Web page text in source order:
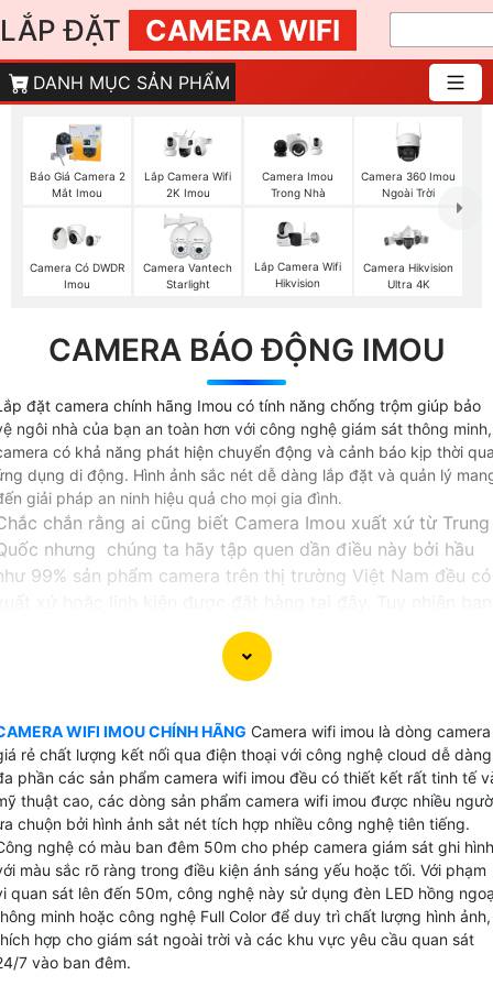
LẮP ĐẶT CAMERA WIFI
DANH MỤC SẢN PHẨM
Báo Giá Camera 2
Mắt Imou
Lắp Camera Wifi
2K Imou
Camera Imou
Trong Nhà
Camera 360 Imou
Ngoài Trời
Camera Có DWDR
Imou
Camera Vantech
Starlight
Lắp Camera Wifi
Hikvision
Camera Hikvision
Ultra 4K
CAMERA BÁO ĐỘNG IMOU
đặt camera chính hãng Imou có tính năng chống trộm giúp bảo
ngôi nhà của bạn an toàn hơn với công nghệ giám sát thông minh,
có khả năng phát hiện chuyển động và cảnh báo kịp thời
dụng di động. Hình ảnh sắc nét dễ dàng lắp đặt và quản lý
giải pháp an ninh hiệu quả cho mọi gia đình.
chắn rằng ai cũng biết Camera Imou xuất xứ từ Trung
nhưng chúng ta hãy tập quen dần điều này bởi hầu
99% sản phẩm camera trên thị trường Việt Nam đều có
thừa biết rằng công nghệ của Trung Quốc phát triển
trong những năm gần đâu và vương lên đứng thứ 2
wifi imou được tách ra từ sản phẩm camera wifi
Dahua là những sản phâm camera wifi chất lượng cao
hợp nhiều công nghệ của thương hiệu Dahua nhưng chỉ
xuất những sản phẩm wifi chuyên dụng do đó nâng cao
lượng hoặt động của dòng sản phẩm camera Imou.
wifi imou dễ dàng cài đặt và bảo mât cao, là dòng
phẩm camera thương hiệu top 10 thế giới về camera
sát và hệ thống an ninh, Camera Imou cài đặt giám
điện thoại với công nghệ cloud và được bảo mật 2 lớ
WIFI IMOU CHÍNH HÃNG Camera wifi imou là dòng camera
rẻ chất lượng kết nối qua điện thoại với công nghệ cloud dễ
phần các sản phẩm camera wifi imou đều có thiết kết rất tinh tế
thuật cao, các dòng sản phẩm camera wifi imou được nhiều
chuộn bởi hình ảnh sắt nét tích hợp nhiều công nghệ tiên tiếng.
nghệ có màu ban đêm 50m cho phép camera giám sát ghi hình
màu sắc rõ ràng trong điều kiện ánh sáng yếu hoặc tối. Với phạm
quan sát lên đến 50m, công nghệ này sử dụng đèn LED hồng
minh hoặc công nghệ Full Color để duy trì chất lượng hình ảnh,
hợp cho giám sát ngoài trời và các khu vực yêu cầu quan sát
7 vào ban đêm.